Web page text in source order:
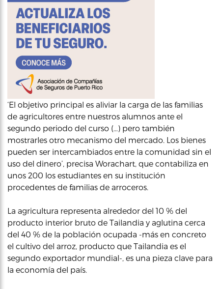
‘El objetivo principal es aliviar la carga de las familias
de agricultores entre nuestros alumnos ante el
segundo periodo del curso (…) pero también
mostrarles otro mecanismo del mercado. Los bienes
pueden ser intercambiados entre la comunidad sin el
uso del dinero’, precisa Worachart, que contabiliza en
unos 200 los estudiantes en su institución
procedentes de familias de arroceros.
La agricultura representa alrededor del 10 % del
producto interior bruto de Tailandia y aglutina cerca
del 40 % de la población ocupada -más en concreto
el cultivo del arroz, producto que Tailandia es el
segundo exportador mundial-, es una pieza clave para
la economía del país.